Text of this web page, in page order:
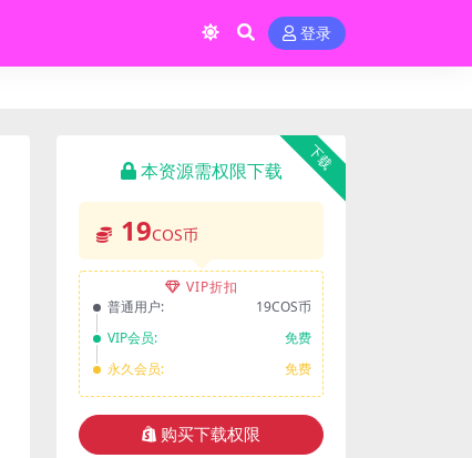
登录
下载
本资源需权限下载
19COS币
VIP折扣
普通用户:
19COS币
VIP会员:
免费
永久会员:
免费
购买下载权限